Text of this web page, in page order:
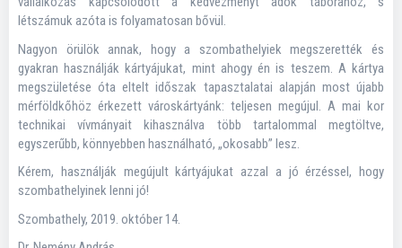
létszámuk azóta is folyamatosan bővül.
Nagyon örülök annak, hogy a szombathelyiek megszerették és
gyakran használják kártyájukat, mint ahogy én is teszem. A kártya
megszületése óta eltelt időszak tapasztalatai alapján most újabb
mérföldkőhöz érkezett városkártyánk: teljesen megújul. A mai kor
technikai vívmányait kihasználva több tartalommal megtöltve,
egyszerűbb, könnyebben használható, „okosabb” lesz.
Kérem, használják megújult kártyájukat azzal a jó érzéssel, hogy
szombathelyinek lenni jó!
Szombathely, 2019. október 14.